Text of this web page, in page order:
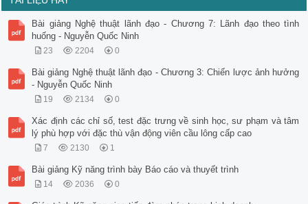
Bài giảng Nghệ thuật lãnh đạo - Chương 7: Lãnh đạo theo tình
huống - Nguyễn Quốc Ninh
23 2204 0
Bài giảng Nghệ thuật lãnh đạo - Chương 3: Chiến lược ảnh hưởng
- Nguyễn Quốc Ninh
19 2134 0
Xác định các chỉ số, test đặc trưng về sinh học, sư phạm và tâm
lý phù hợp với đặc thù vận động viên cầu lông cấp cao
7 2130 1
Bài giảng Kỹ năng trình bày Báo cáo và thuyết trình
14 2036 0